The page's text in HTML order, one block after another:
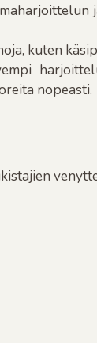
kuten
nopeasti.